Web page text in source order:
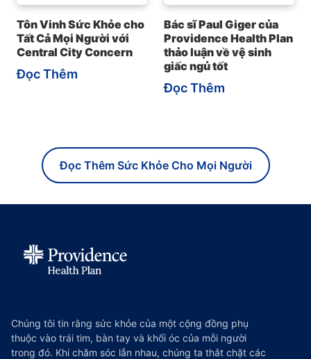
Tôn Vinh Sức Khỏe cho
Tất Cả Mọi Người với
Central City Concern
Đọc Thêm
Bác sĩ Paul Giger của
Providence Health Plan
thảo luận về vệ sinh
giấc ngủ tốt
Đọc Thêm
Đọc Thêm Sức Khỏe Cho Mọi Người
Chúng tôi tin rằng sức khỏe của một cộng đồng phụ
thuộc vào trái tim, bàn tay và khối óc của mỗi người
trong đó. Khi chăm sóc lẫn nhau, chúng ta thắt chặt các